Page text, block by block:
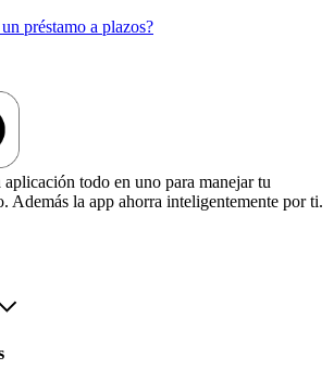
préstamo a plazos?
aplicación todo en uno para manejar tu
Además la app ahorra inteligentemente por ti.